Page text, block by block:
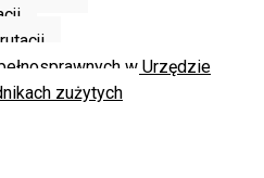
w Urzędzie
zużytych